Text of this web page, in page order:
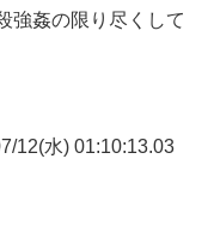
強姦の限り尽くして
12(水) 01:10:13.03